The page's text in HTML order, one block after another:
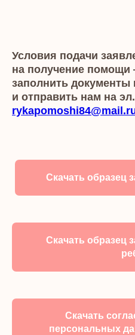
Условия подачи
на получение
заполнить документы
и отправить нам на
Скачать образец
Скачать образец
Скачать
персональных